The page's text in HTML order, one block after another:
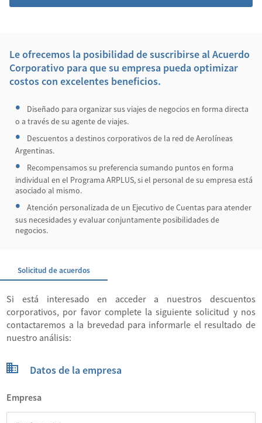
Le ofrecemos la posibilidad de suscribirse al Acuerdo
Corporativo para que su empresa pueda optimizar
costos con excelentes beneficios.
Diseñado para organizar sus viajes de negocios en forma directa
o a través de su agente de viajes.
Descuentos a destinos corporativos de la red de Aerolíneas
Argentinas.
Recompensamos su preferencia sumando puntos en forma
individual en el Programa ARPLUS, si el personal de su empresa está
asociado al mismo.
Atención personalizada de un Ejecutivo de Cuentas para atender
sus necesidades y evaluar conjuntamente posibilidades de
negocios.
Solicitud de acuerdos
Si está interesado en acceder a nuestros descuentos
corporativos, por favor complete la siguiente solicitud y nos
contactaremos a la brevedad para informarle el resultado de
nuestro análisis:
Datos de la empresa
Empresa